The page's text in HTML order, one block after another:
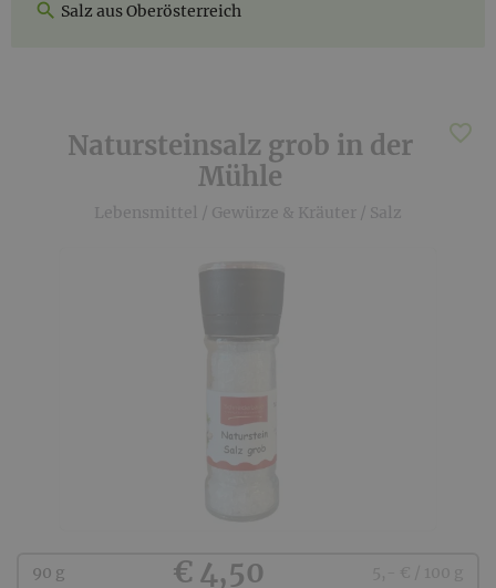
Salz aus Oberösterreich
Natursteinsalz grob in der
Mühle
Lebensmittel / Gewürze & Kräuter / Salz
Kaufen
90 g € 4,50